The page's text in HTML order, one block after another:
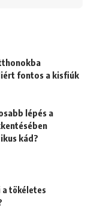
fontos a kisfiúk
lépés a
kád?
a tökéletes